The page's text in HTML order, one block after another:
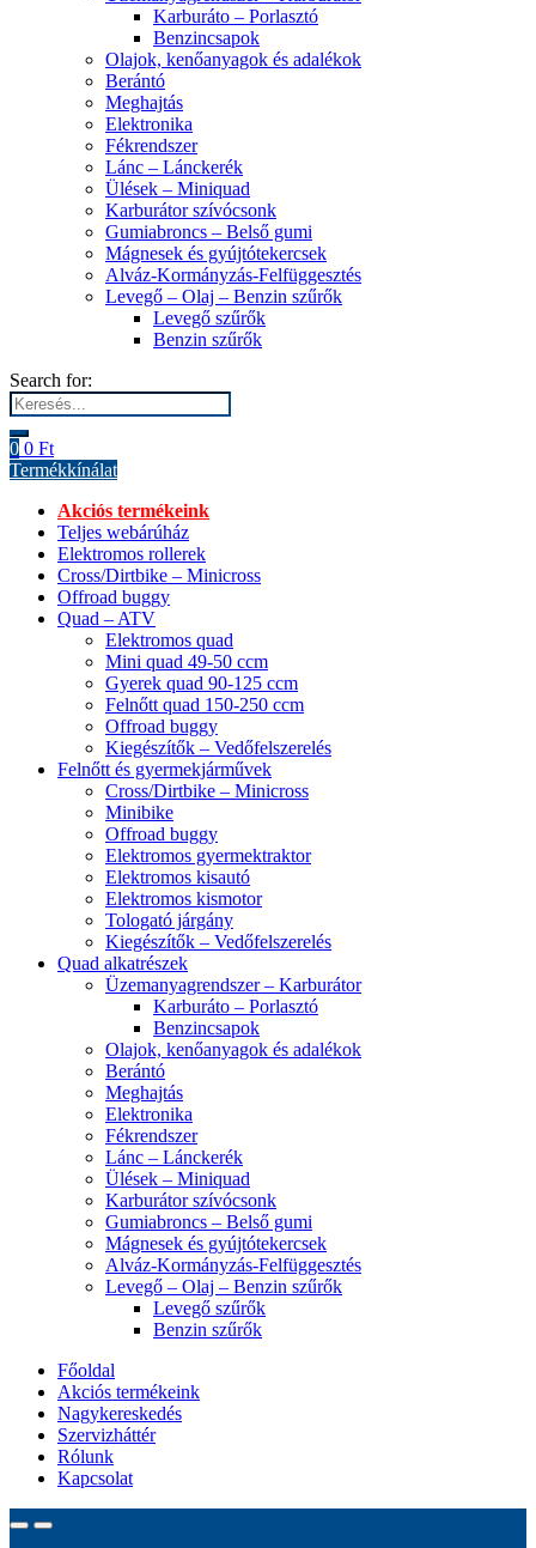
Karburáto – Porlasztó
Benzincsapok
Olajok, kenőanyagok és adalékok
Berántó
Meghajtás
Elektronika
Fékrendszer
Lánc – Lánckerék
Ülések – Miniquad
Karburátor szívócsonk
Gumiabroncs – Belső gumi
Mágnesek és gyújtótekercsek
Alváz-Kormányzás-Felfüggesztés
Levegő – Olaj – Benzin szűrők
Levegő szűrők
Benzin szűrők
Search for:
0 0 Ft
Termékkínálat
Akciós termékeink
Teljes webárúház
Elektromos rollerek
Cross/Dirtbike – Minicross
Offroad buggy
Quad – ATV
Elektromos quad
Mini quad 49-50 ccm
Gyerek quad 90-125 ccm
Felnőtt quad 150-250 ccm
Offroad buggy
Kiegészítők – Vedőfelszerelés
Felnőtt és gyermekjárművek
Cross/Dirtbike – Minicross
Minibike
Offroad buggy
Elektromos gyermektraktor
Elektromos kisautó
Elektromos kismotor
Tologató járgány
Kiegészítők – Vedőfelszerelés
Quad alkatrészek
Üzemanyagrendszer – Karburátor
Karburáto – Porlasztó
Benzincsapok
Olajok, kenőanyagok és adalékok
Berántó
Meghajtás
Elektronika
Fékrendszer
Lánc – Lánckerék
Ülések – Miniquad
Karburátor szívócsonk
Gumiabroncs – Belső gumi
Mágnesek és gyújtótekercsek
Alváz-Kormányzás-Felfüggesztés
Levegő – Olaj – Benzin szűrők
Levegő szűrők
Benzin szűrők
Főoldal
Akciós termékeink
Nagykereskedés
Szervizháttér
Rólunk
Kapcsolat